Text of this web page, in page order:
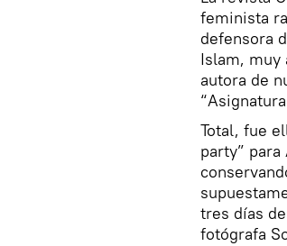
feminista
defensora
Islam, muy
autora de
Total, fue
party”
tres días
fotógrafa